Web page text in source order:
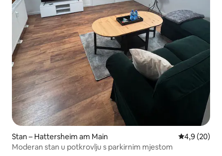
Stan – Hattersheim am Main Prosječna
4,9 (20)
Moderan stan u potkrovlju s parkirnim mjestom